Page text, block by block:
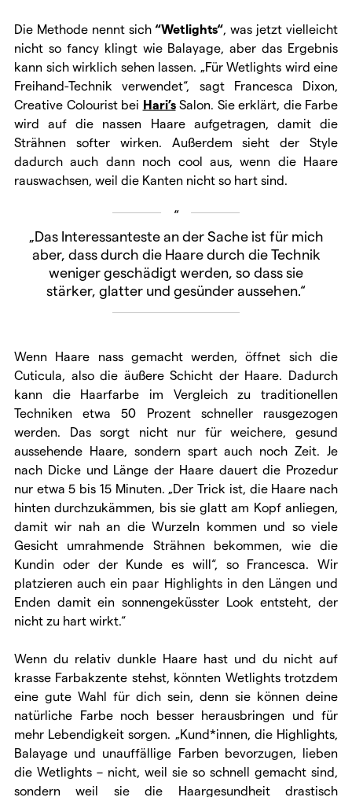
Die Methode nennt sich“Wetlights“ , was jetzt vielleicht
nicht so fancy klingt wie Balayage, aber das Ergebnis
kann sich wirklich sehen lassen. „Für Wetlights wird eine
Freihand-Technik verwendet“, sagt Francesca Dixon,
Creative Colourist bei Hari’sSalon. Sie erklärt, die Farbe
wird auf die nassen Haare aufgetragen, damit die
Strähnen softer wirken. Außerdem sieht der Style
dadurch auch dann noch cool aus, wenn die Haare
rauswachsen, weil die Kanten nicht so hart sind.
„Das Interessanteste an der Sache ist für mich
aber, dass durch die Haare durch die Technik
weniger geschädigt werden, so dass sie
stärker, glatter und gesünder aussehen.“
Wenn Haare nass gemacht werden, öffnet sich die
Cuticula, also die äußere Schicht der Haare. Dadurch
kann die Haarfarbe im Vergleich zu traditionellen
Techniken etwa 50 Prozent schneller rausgezogen
werden. Das sorgt nicht nur für weichere, gesund
aussehende Haare, sondern spart auch noch Zeit. Je
nach Dicke und Länge der Haare dauert die Prozedur
nur etwa 5 bis 15 Minuten. „Der Trick ist, die Haare nach
hinten durchzukämmen, bis sie glatt am Kopf anliegen,
damit wir nah an die Wurzeln kommen und so viele
Gesicht umrahmende Strähnen bekommen, wie die
Kundin oder der Kunde es will“, so Francesca. Wir
platzieren auch ein paar Highlights in den Längen und
Enden damit ein sonnengeküsster Look entsteht, der
nicht zu hart wirkt.“
Wenn du relativ dunkle Haare hast und du nicht auf
krasse Farbakzente stehst, könnten Wetlights trotzdem
eine gute Wahl für dich sein, denn sie können deine
natürliche Farbe noch besser herausbringen und für
mehr Lebendigkeit sorgen. „Kund*innen, die Highlights,
Balayage und unauffällige Farben bevorzugen, lieben
die Wetlights – nicht, weil sie so schnell gemacht sind,
sondern weil sie die Haargesundheit drastisch